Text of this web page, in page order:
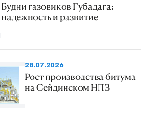
Будни газовиков Губадага:
надежность и развитие
28.07.2026
Рост производства битума
на Сейдинском НПЗ